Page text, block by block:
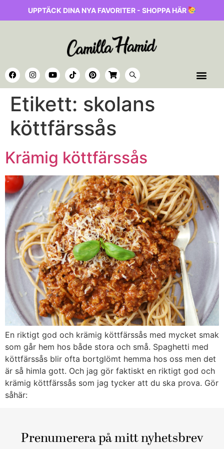
UPPTÄCK DINA NYA FAVORITER - SHOPPA HÄR
Etikett: skolans
köttfärssås
Krämig köttfärssås
En riktigt god och krämig köttfärssås med mycket smak
som går hem hos både stora och små. Spaghetti med
köttfärssås blir ofta bortglömt hemma hos oss men det
är så himla gott. Och jag gör faktiskt en riktigt god och
krämig köttfärssås som jag tycker att du ska prova. Gör
såhär:
Prenumerera på mitt nyhetsbrev